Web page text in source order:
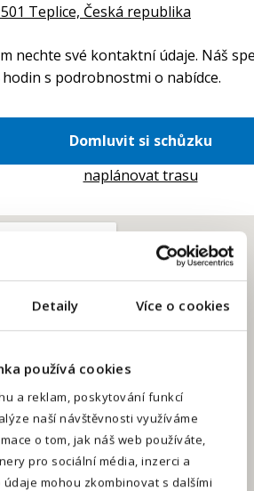
Detaily Více o cookies
používá cookies
a reklam, poskytování funkcí
naší návštěvnosti využíváme
o tom, jak náš web používáte,
pro sociální média, inzerci a
mohou zkombinovat s dalšími
Teplice, Česká republika
nechte své kontaktní údaje. Náš
s podrobnostmi o nabídce.
Domluvit si schůzku
naplánovat trasu
sezpracováním osobních údajů.